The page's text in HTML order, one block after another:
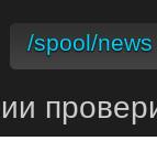
/spool/news